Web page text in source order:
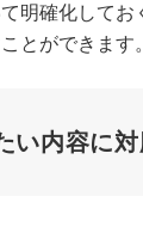
明確化してお
とができます。
い内容に